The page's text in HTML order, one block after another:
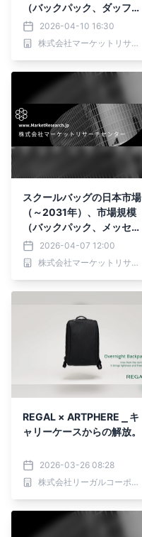
（バックパック、ダッフル
バッグ、トロリーバッ
グ）・分析レポートを発表
2026-04-10 16:30
株式会社マーケットリサーチセンター
スクールバッグの日本市場
（～2031年）、市場規模
（バックパック、メッセン
ジャーバッグ、ノートパソ
コン用バッグ）・分析レポ
ートを発表
2026-04-07 12:00
株式会社マーケットリサーチセンター
REGAL × ARTPHERE ⎯ キ
ャリーケースからの解放。
2026-03-26 08:28
株式会社リーガルコーポレーション